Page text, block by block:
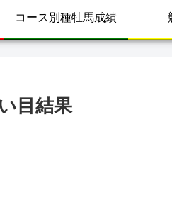
コース別種牡馬成績
目結果